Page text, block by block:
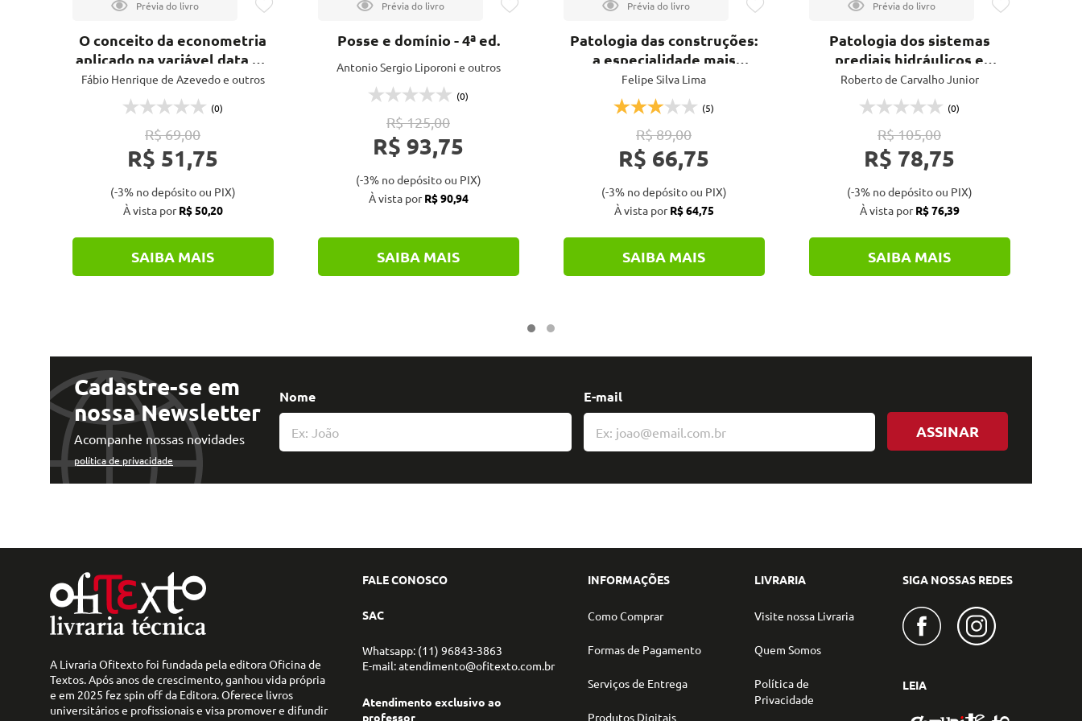
O conceito da econometria
aplicado na variável data do
evento para estimativa de
aluguel de lojas âncoras em
shopping center
Fábio Henrique de Azevedo e outros
(0)
R$ 69,00
R$ 51,75
(-3% no depósito ou PIX)
À vista porR$ 50,20
SAIBA MAIS
Posse e domínio - 4ª ed.
Antonio Sergio Liporoni e outros
(0)
R$ 125,00
R$ 93,75
(-3% no depósito ou PIX)
À vista porR$ 90,94
SAIBA MAIS
Patologia das construções:
a especialidade mais
humana das exatas
Felipe Silva Lima
(5)
R$ 89,00
R$ 66,75
(-3% no depósito ou PIX)
À vista porR$ 64,75
SAIBA MAIS
Patologia dos sistemas
prediais hidráulicos e
sanitários - 5ª ed.
Roberto de Carvalho Junior
(0)
R$ 105,00
R$ 78,75
(-3% no depósito ou PIX)
À vista porR$ 76,39
SAIBA MAIS
Cadastre-se em
nossa Newsletter
Acompanhe nossas novidades
política de privacidade
Nome E-mail
ASSINAR
A Livraria Ofitexto foi fundada pela editora Oficina de
Textos. Após anos de crescimento, ganhou vida própria
e em 2025 fez spin off da Editora. Oferece livros
universitários e profissionais e visa promover e difundir
FALE CONOSCO
SAC
Whatsapp: (11) 96843-3863
E-mail: atendimento@ofitexto.com.br
Atendimento exclusivo ao
professor
INFORMAÇÕES
Como Comprar
Formas de Pagamento
Serviços de Entrega
Produtos Digitais
LIVRARIA
Visite nossa Livraria
Quem Somos
Política de
Privacidade
SIGA NOSSAS REDES
LEIA